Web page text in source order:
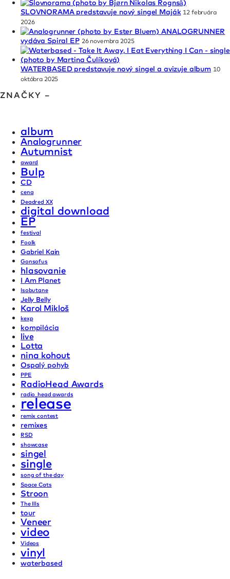
SLOVNORAMA predstavuje nový singel Maják 12 februára
2026
ANALOGRUNNER
vydáva Spiral EP 26 novembra 2025
WATERBASED predstavuje nový singel a avizuje album 10
októbra 2025
ZNAČKY –
album
Analogrunner
Autumnist
award
Bulp
CD
cena
Deadred XX
digital download
EP
festival
Foolk
Gabriel Kain
Gonsofus
hlasovanie
I Am Planet
Isobutane
Jelly Belly
Karol Mikloš
kexp
kompilácia
live
Lotta
nina kohout
Ospalý pohyb
PPE
RadioHead Awards
radio_head awards
release
remix contest
remixes
RSD
showcase
singel
single
song of the day
Space Cats
Stroon
The Ills
tour
Veneer
video
Videos
vinyl
waterbased